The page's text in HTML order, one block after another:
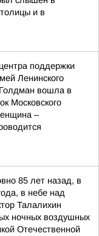
и в
поддержки
Ленинского
Голдман вошла в
Московского
–
85 лет назад, в
в небе над
Талалихин
ночных воздушных
Отечественной